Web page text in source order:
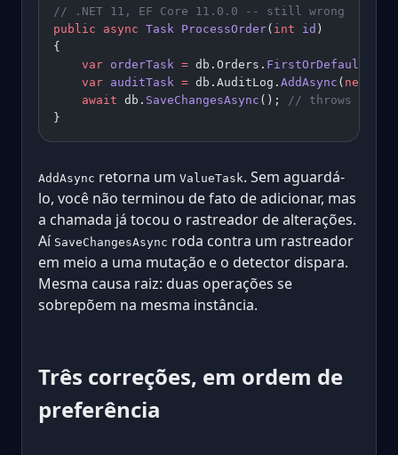
// .NET 11, EF Core 11.0.0 -- still wrong
public async Task ProcessOrder( int id )
{
    var
orderTask = db.Orders.
    var
auditTask = db.AuditLog. AddAsync ( new
    await
db. SaveChangesAsync ();
// throws
}
AddAsync retorna um ValueTask. Sem aguardá-
lo, você não terminou de fato de adicionar, mas
a chamada já tocou o rastreador de alterações.
Aí SaveChangesAsync roda contra um rastreador
em meio a uma mutação e o detector dispara.
Mesma causa raiz: duas operações se
sobrepõem na mesma instância.
Três correções, em ordem de
preferência